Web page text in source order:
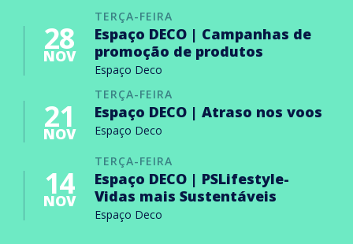
TERÇA-FEIRA
28
NOV
Espaço DECO | Campanhas de
promoção de produtos
Espaço Deco
TERÇA-FEIRA
21
NOV
Espaço DECO | Atraso nos voos
Espaço Deco
TERÇA-FEIRA
14
NOV
Espaço DECO | PSLifestyle-
Vidas mais Sustentáveis
Espaço Deco